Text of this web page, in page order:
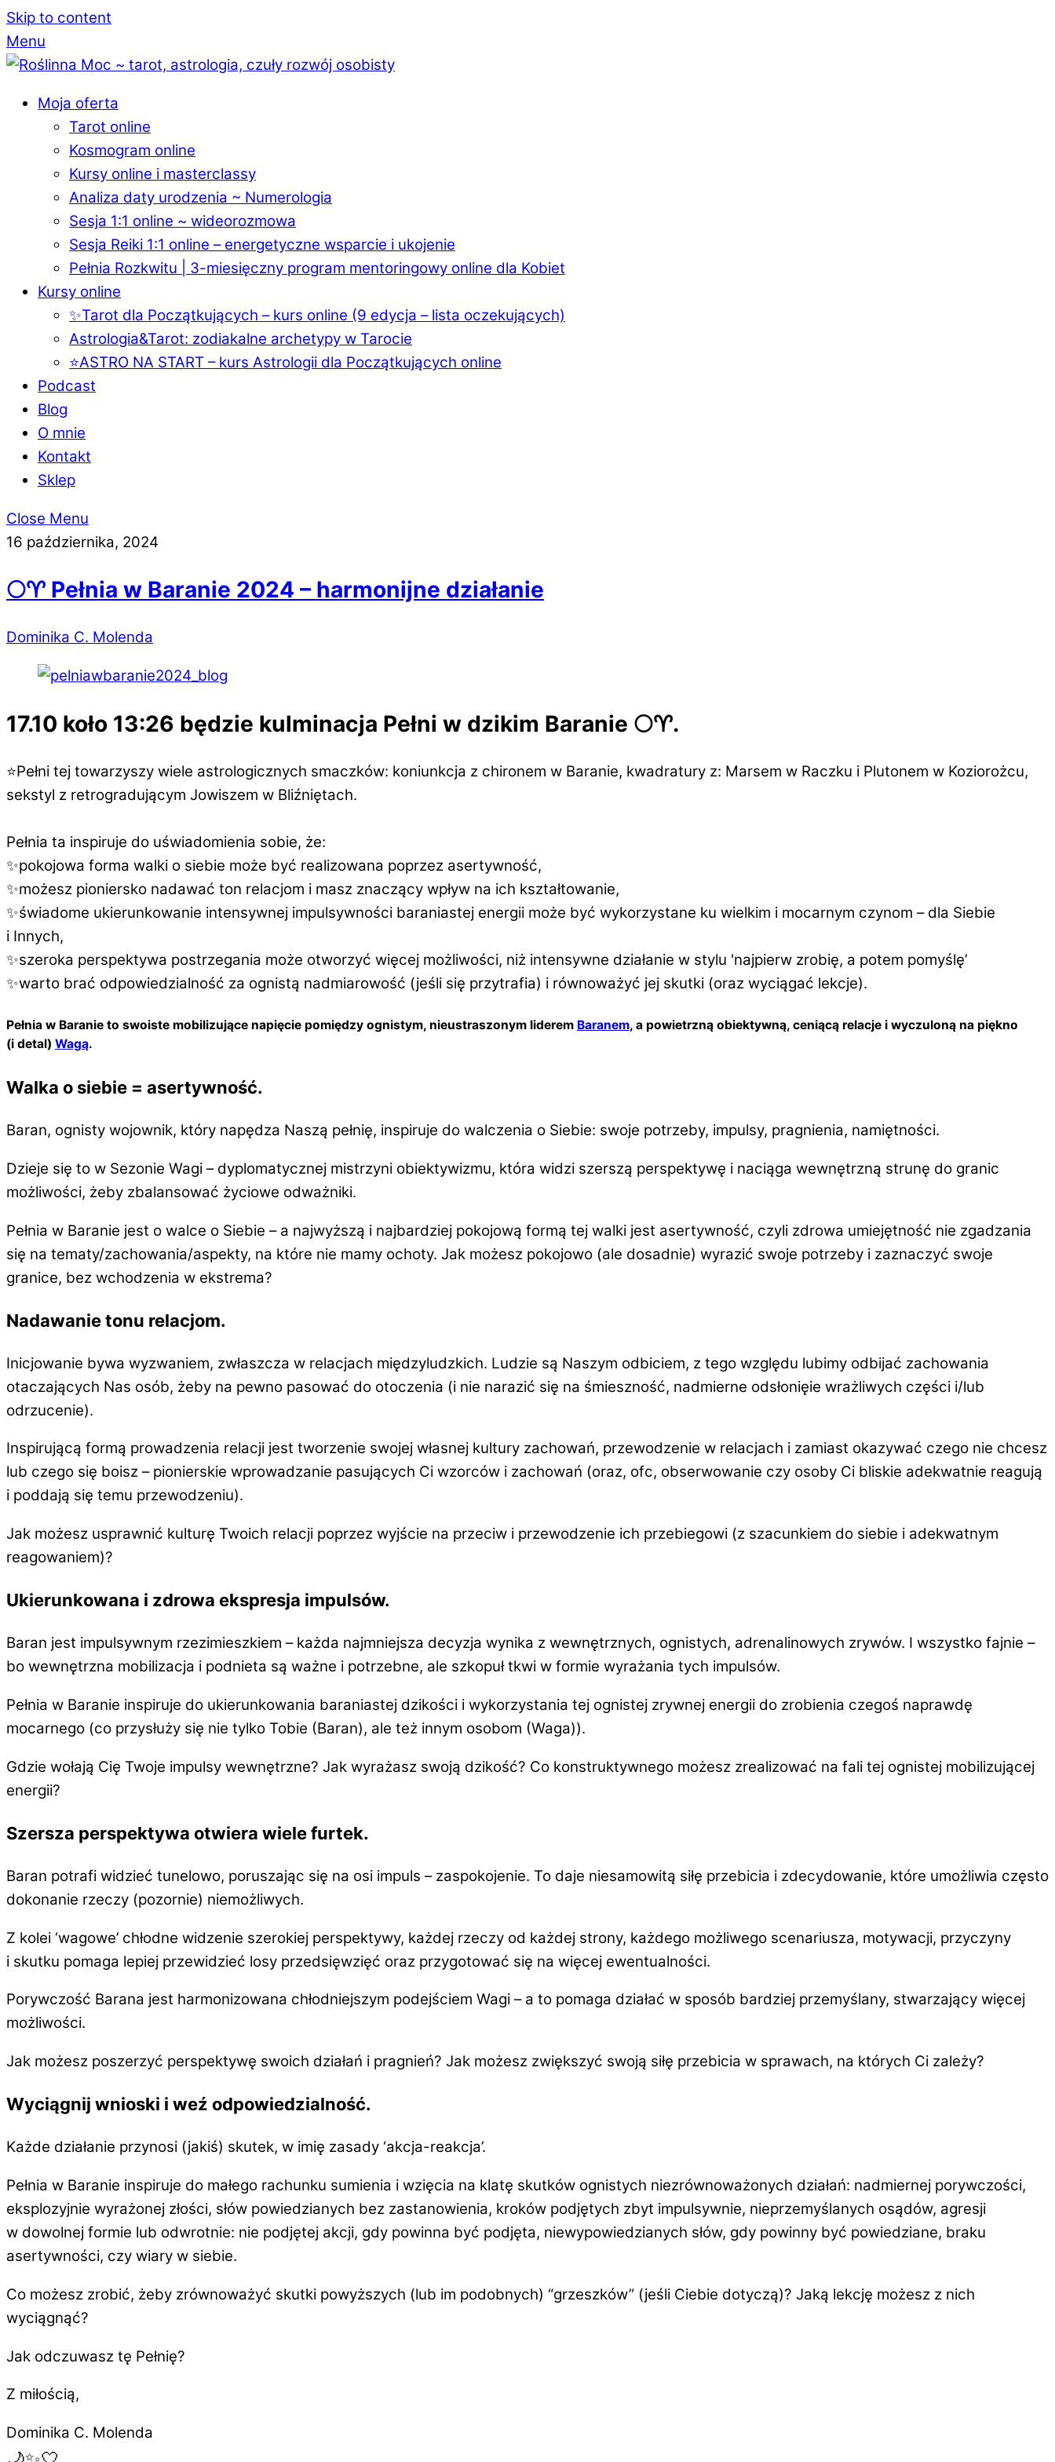
Skip to content
Menu
Moja oferta
Tarot online
Kosmogram online
Kursy online i masterclassy
Analiza daty urodzenia ~ Numerologia
Sesja 1:1 online ~ wideorozmowa
Sesja Reiki 1:1 online – energetyczne wsparcie i ukojenie
Pełnia Rozkwitu | 3-miesięczny program mentoringowy online dla Kobiet
Kursy online
✨Tarot dla Początkujących – kurs online (9 edycja – lista oczekujących)
Astrologia&Tarot: zodiakalne archetypy w Tarocie
⭐️ASTRO NA START – kurs Astrologii dla Początkujących online
Podcast
Blog
O mnie
Kontakt
Sklep
Close Menu
16 października, 2024
🌕♈️ Pełnia w Baranie 2024 – harmonijne działanie
Dominika C. Molenda
17.10 koło 13:26 będzie kulminacja Pełni w dzikim Baranie 🌕♈️.
⭐️Pełni tej towarzyszy wiele astrologicznych smaczków: koniunkcja z chironem w Baranie, kwadratury z: Marsem w Raczku i Plutonem w Koziorożcu,
sekstyl z retrogradującym Jowiszem w Bliźniętach.
Pełnia ta inspiruje do uświadomienia sobie, że:
✨pokojowa forma walki o siebie może być realizowana poprzez asertywność,
✨możesz pioniersko nadawać ton relacjom i masz znaczący wpływ na ich kształtowanie,
✨świadome ukierunkowanie intensywnej impulsywności baraniastej energii może być wykorzystane ku wielkim i mocarnym czynom – dla Siebie
i Innych,
✨szeroka perspektywa postrzegania może otworzyć więcej możliwości, niż intensywne działanie w stylu 'najpierw zrobię, a potem pomyślę’
✨warto brać odpowiedzialność za ognistą nadmiarowość (jeśli się przytrafia) i równoważyć jej skutki (oraz wyciągać lekcje).
Pełnia w Baranie to swoiste mobilizujące napięcie pomiędzy ognistym, nieustraszonym liderem Baranem, a powietrzną obiektywną, ceniącą relacje i wyczuloną na piękno
(i detal) Wagą.
Walka o siebie = asertywność.
Baran, ognisty wojownik, który napędza Naszą pełnię, inspiruje do walczenia o Siebie: swoje potrzeby, impulsy, pragnienia, namiętności.
Dzieje się to w Sezonie Wagi – dyplomatycznej mistrzyni obiektywizmu, która widzi szerszą perspektywę i naciąga wewnętrzną strunę do granic
możliwości, żeby zbalansować życiowe odważniki.
Pełnia w Baranie jest o walce o Siebie – a najwyższą i najbardziej pokojową formą tej walki jest asertywność, czyli zdrowa umiejętność nie zgadzania
się na tematy/zachowania/aspekty, na które nie mamy ochoty. Jak możesz pokojowo (ale dosadnie) wyrazić swoje potrzeby i zaznaczyć swoje
granice, bez wchodzenia w ekstrema?
Nadawanie tonu relacjom.
Inicjowanie bywa wyzwaniem, zwłaszcza w relacjach międzyludzkich. Ludzie są Naszym odbiciem, z tego względu lubimy odbijać zachowania
otaczających Nas osób, żeby na pewno pasować do otoczenia (i nie narazić się na śmieszność, nadmierne odsłonięie wrażliwych części i/lub
odrzucenie).
Inspirującą formą prowadzenia relacji jest tworzenie swojej własnej kultury zachowań, przewodzenie w relacjach i zamiast okazywać czego nie chcesz
lub czego się boisz – pionierskie wprowadzanie pasujących Ci wzorców i zachowań (oraz, ofc, obserwowanie czy osoby Ci bliskie adekwatnie reagują
i poddają się temu przewodzeniu).
Jak możesz usprawnić kulturę Twoich relacji poprzez wyjście na przeciw i przewodzenie ich przebiegowi (z szacunkiem do siebie i adekwatnym
reagowaniem)?
Ukierunkowana i zdrowa ekspresja impulsów.
Baran jest impulsywnym rzezimieszkiem – każda najmniejsza decyzja wynika z wewnętrznych, ognistych, adrenalinowych zrywów. I wszystko fajnie –
bo wewnętrzna mobilizacja i podnieta są ważne i potrzebne, ale szkopuł tkwi w formie wyrażania tych impulsów.
Pełnia w Baranie inspiruje do ukierunkowania baraniastej dzikości i wykorzystania tej ognistej zrywnej energii do zrobienia czegoś naprawdę
mocarnego (co przysłuży się nie tylko Tobie (Baran), ale też innym osobom (Waga)).
Gdzie wołają Cię Twoje impulsy wewnętrzne? Jak wyrażasz swoją dzikość? Co konstruktywnego możesz zrealizować na fali tej ognistej mobilizującej
energii?
Szersza perspektywa otwiera wiele furtek.
Baran potrafi widzieć tunelowo, poruszając się na osi impuls – zaspokojenie. To daje niesamowitą siłę przebicia i zdecydowanie, które umożliwia często
dokonanie rzeczy (pozornie) niemożliwych.
Z kolei ‘wagowe’ chłodne widzenie szerokiej perspektywy, każdej rzeczy od każdej strony, każdego możliwego scenariusza, motywacji, przyczyny
i skutku pomaga lepiej przewidzieć losy przedsięwzięć oraz przygotować się na więcej ewentualności.
Porywczość Barana jest harmonizowana chłodniejszym podejściem Wagi – a to pomaga działać w sposób bardziej przemyślany, stwarzający więcej
możliwości.
Jak możesz poszerzyć perspektywę swoich działań i pragnień? Jak możesz zwiększyć swoją siłę przebicia w sprawach, na których Ci zależy?
Wyciągnij wnioski i weź odpowiedzialność.
Każde działanie przynosi (jakiś) skutek, w imię zasady ‘akcja-reakcja’.
Pełnia w Baranie inspiruje do małego rachunku sumienia i wzięcia na klatę skutków ognistych niezrównoważonych działań: nadmiernej porywczości,
eksplozyjnie wyrażonej złości, słów powiedzianych bez zastanowienia, kroków podjętych zbyt impulsywnie, nieprzemyślanych osądów, agresji
w dowolnej formie lub odwrotnie: nie podjętej akcji, gdy powinna być podjęta, niewypowiedzianych słów, gdy powinny być powiedziane, braku
asertywności, czy wiary w siebie.
Co możesz zrobić, żeby zrównoważyć skutki powyższych (lub im podobnych) “grzeszków” (jeśli Ciebie dotyczą)? Jaką lekcję możesz z nich
wyciągnąć?
Jak odczuwasz tę Pełnię?
Z miłością,
Dominika C. Molenda